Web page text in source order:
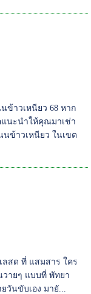
ข้าวเหนียว 68 หาก
แนะนำให้คุณมาเช่า
นข้าวเหนียว ในเขต
ลสด ที่ แสมสาร ใคร
ายๆ แบบที่ พัทยา
วันขับเอง มายั...